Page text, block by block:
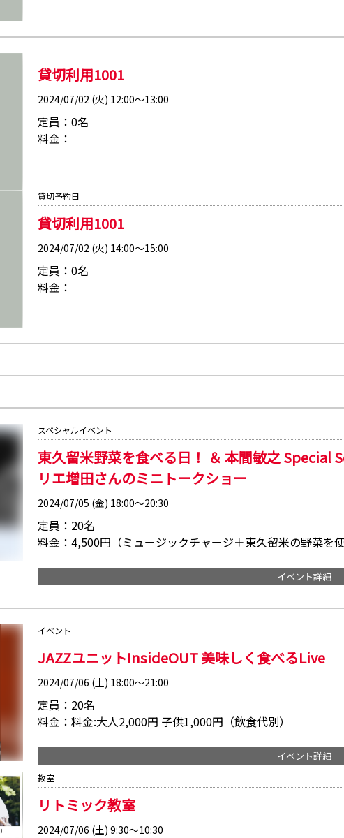
貸切利用1001
2024/07/02 (火) 12:00～13:00
定員：0名
料金：
貸切予約日
貸切利用1001
2024/07/02 (火) 14:00～15:00
定員：0名
料金：
スペシャルイベント
東久留米野菜を食べる日！ ＆ 本間敏之 Special
リエ増田さんのミニトークショー
2024/07/05 (金) 18:00～20:30
定員：20名
料金：4,500円（ミュージックチャージ＋東久留米の野菜を
イベント詳細
イベント
JAZZユニットInsideOUT 美味しく食べるLive
2024/07/06 (土) 18:00～21:00
定員：20名
料金：料金:大人2,000円 子供1,000円（飲食代別）
イベント詳細
教室
リトミック教室
2024/07/06 (土) 9:30～10:30